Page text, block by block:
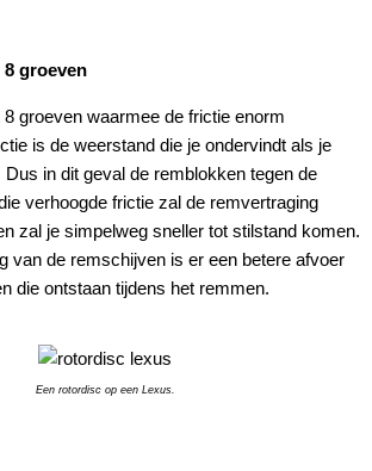
groeven
groeven waarmee de frictie enorm
is de weerstand die je ondervindt als je
in dit geval de remblokken tegen de
verhoogde frictie zal de remvertraging
zal je simpelweg sneller tot stilstand komen.
van de remschijven is er een betere afvoer
die ontstaan tijdens het remmen.
Een rotordisc op een Lexus.